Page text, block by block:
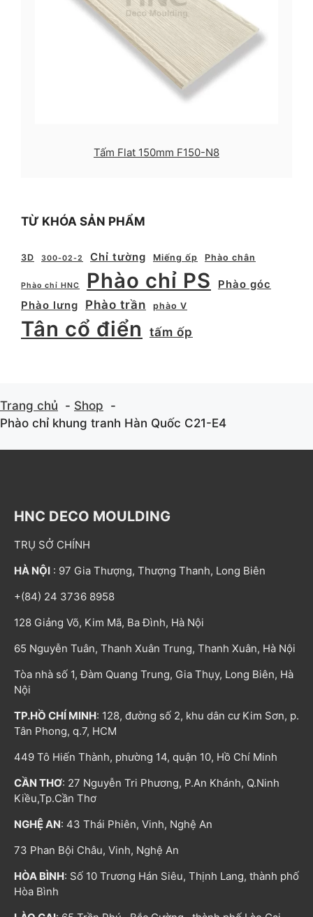
Tấm Flat 150mm F150-N8
TỪ KHÓA SẢN PHẨM
3D 300-02-2 Chỉ tường Miếng ốp Phào chân
Phào chỉ HNC Phào chỉ PS
Phào góc
Phào lưng
Phào trần phào V
Tân cổ điển tấm ốp
Trang chủ
Shop
Phào chỉ khung tranh Hàn Quốc C21-E4
HNC DECO MOULDING
TRỤ SỞ CHÍNH
HÀ NỘI : 97 Gia Thượng, Thượng Thanh, Long Biên
+(84) 24 3736 8958
128 Giảng Võ, Kim Mã, Ba Đình, Hà Nội
65 Nguyễn Tuân, Thanh Xuân Trung, Thanh Xuân, Hà Nội
Tòa nhà số 1, Đàm Quang Trung, Gia Thụy, Long Biên, Hà
Nội
TP.HỒ CHÍ MINH: 128, đường số 2, khu dân cư Kim Sơn, p.
Tân Phong, q.7, HCM
449 Tô Hiến Thành, phường 14, quận 10, Hồ Chí Minh
CẦN THƠ: 27 Nguyễn Tri Phương, P.An Khánh, Q.Ninh
Kiều,Tp.Cần Thơ
NGHỆ AN: 43 Thái Phiên, Vinh, Nghệ An
73 Phan Bội Châu, Vinh, Nghệ An
HÒA BÌNH: Số 10 Trương Hán Siêu, Thịnh Lang, thành phố
Hòa Bình